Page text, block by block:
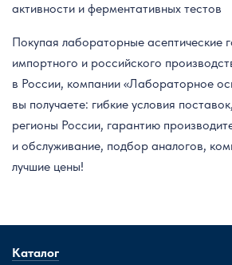
активности и ферментативных тестов
Покупая лабораторные асептические
импортного и российского
в России, компании «Лабораторное
вы получаете: гибкие условия
регионы России, гарантию
и обслуживание, подбор аналогов,
лучшие цены!
Каталог